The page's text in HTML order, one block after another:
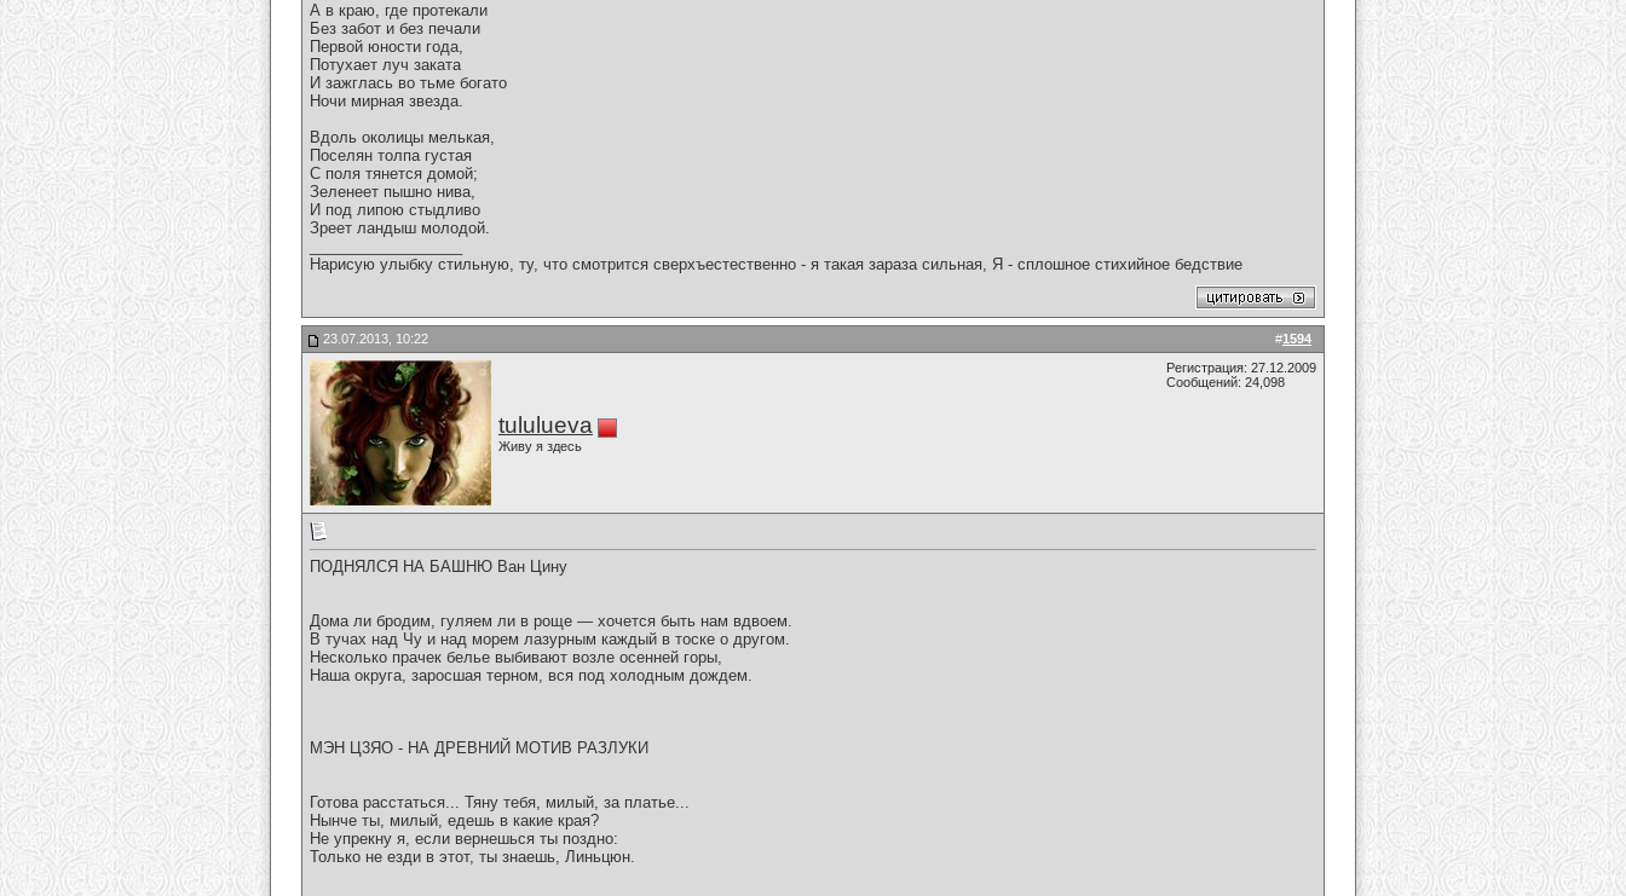
А в краю, где протекали
Без забот и без печали
Первой юности года,
Потухает луч заката
И зажглась во тьме богато
Ночи мирная звезда.
Вдоль околицы мелькая,
Поселян толпа густая
С поля тянется домой;
Зеленеет пышно нива,
И под липою стыдливо
Зреет ландыш молодой.
Нарисую улыбку стильную, ту, что смотрится сверхъестественно - я такая зараза сильная, Я - сплошное стихийное бедствие
#1594
23.07.2013, 10:22
tululueva
Живу я здесь
Регистрация: 27.12.2009
Сообщений: 24,098
ПОДНЯЛСЯ НА БАШНЮ Ван Цину
Дома ли бродим, гуляем ли в роще — хочется быть нам вдвоем.
В тучах над Чу и над морем лазурным каждый в тоске о другом.
Несколько прачек белье выбивают возле осенней горы,
Наша округа, заросшая терном, вся под холодным дождем.
МЭН Ц3ЯО - НА ДРЕВНИЙ МОТИВ РАЗЛУКИ
Готова расстаться... Тяну тебя, милый, за платье...
Нынче ты, милый, едешь в какие края?
Не упрекну я, если вернешься ты поздно:
Только не езди в этот, ты знаешь, Линьцюн.